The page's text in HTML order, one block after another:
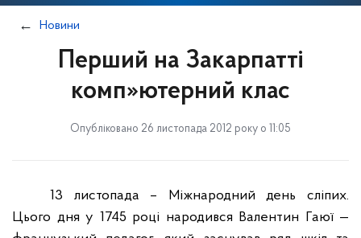
Новини
Перший на Закарпатті
комп»ютерний клас
Опубліковано 26 листопада 2012 року о 11:05
13 листопада – Міжнародний день сліпих.
Цього дня у 1745 році народився Валентин Гаюї —